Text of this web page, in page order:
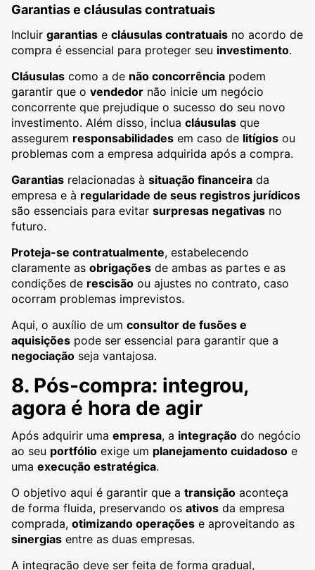
Garantias e cláusulas contratuais
Incluir garantias e cláusulas contratuais no acordo de
compra é essencial para proteger seu investimento.
Cláusulas como a de não concorrência podem
garantir que o vendedor não inicie um negócio
concorrente que prejudique o sucesso do seu novo
investimento. Além disso, inclua cláusulas que
assegurem responsabilidades em caso de litígios ou
problemas com a empresa adquirida após a compra.
Garantias relacionadas à situação financeira da
empresa e à regularidade de seus registros jurídicos
são essenciais para evitar surpresas negativas no
futuro.
Proteja-se contratualmente, estabelecendo
claramente as obrigações de ambas as partes e as
condições de rescisão ou ajustes no contrato, caso
ocorram problemas imprevistos.
Aqui, o auxílio de um consultor de fusões e
aquisições pode ser essencial para garantir que a
negociação seja vantajosa.
8. Pós-compra: integrou,
agora é hora de agir
Após adquirir uma empresa, a integração do negócio
ao seu portfólio exige um planejamento cuidadoso e
uma execução estratégica.
O objetivo aqui é garantir que a transição aconteça
de forma fluida, preservando os ativos da empresa
comprada, otimizando operações e aproveitando as
sinergias entre as duas empresas.
A integração deve ser feita de forma gradual,